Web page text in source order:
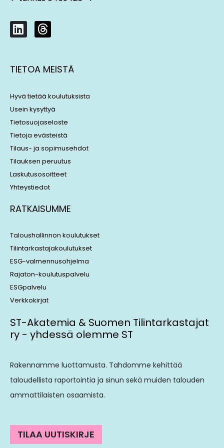
L
i
k
e
i
n
T
h
e
a
s
TIETOA MEISTÄ
Hyvä tietää koulutuksista
Usein kysyttyä
Tietosuojaseloste
Tietoja evästeistä
Tilaus- ja sopimusehdot
Tilauksen peruutus
Laskutusosoitteet
Yhteystiedot
RATKAISUMME
Taloushallinnon koulutukset
Tilintarkastajakoulutukset
ESG-valmennusohjelma
Rajaton-koulutuspalvelu
ESGpalvelu
Verkkokirjat
ST-Akatemia & Suomen Tilintarkastajat
ry - yhdessä olemme ST
Rakennamme luottamusta. Tahdomme kehittää
taloudellista raportointia ja sinun sekä muiden talouden
ammattilaisten osaamista.
TILAA UUTISKIRJE